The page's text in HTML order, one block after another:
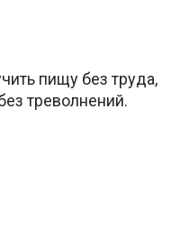
пищу без труда,
треволнений.